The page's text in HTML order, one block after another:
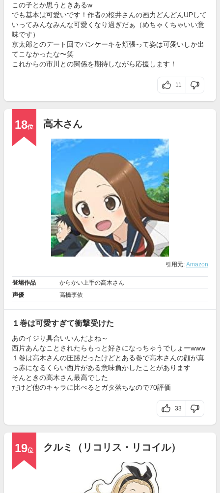
この子とか思うときあるw
でも基本は可愛いです！作者の桜井さんの画力どんどんUPして
いってみんなみんな可愛くなり過ぎだぁ（めちゃくちゃいい意
味です）
京太郎とのデート回でパンケーキを頬張って姿は可愛いしか出
てこなかったな〜笑
これからの市川との関係を期待しながら応援します！
11
18位 高木さん
引用元: Amazon
登場作品
からかい上手の高木さん
声優
高橋李依
１巻は可愛すぎて衝撃受けた
あのイジり具合いいんだよね～
西片あんなことされたらもっと好きになっちゃうでしょーwww
１巻は高木さんの圧勝だったけどとある巻で高木さんの顔が真
っ赤になるくらい西片がある意味負かしたことがあります
そんときの高木さん最高でした
だけど他のキャラに比べるとガタ落ちなので70評価
33
19位 クルミ（リコリス・リコイル）